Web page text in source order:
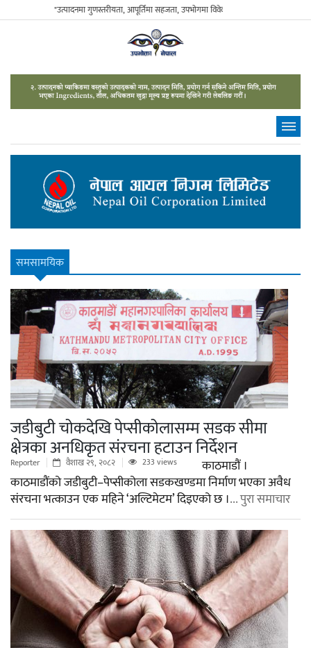
"उत्पादनमा गुणस्तरीयता, आपूर्तिमा सहजता, उपभोगमा विवेकशीलता" - The Sustainable
समसामयिक
जडीबुटी चोकदेखि पेप्सीकोलासम्म सडक सीमा
क्षेत्रका अनधिकृत संरचना हटाउन निर्देशन
Reporter वैशाख २९, २०८२ 233 views
काठमाडौं ।
काठमाडौंको जडीबुटी–पेप्सीकोला सडकखण्डमा निर्माण भएका अवैध
संरचना भत्काउन एक महिने ‘अल्टिमेटम’ दिइएको छ ।... पुरा समाचार